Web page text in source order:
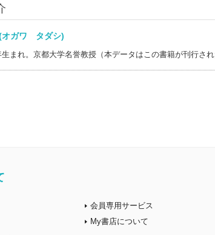
オガワ タダシ)
生まれ。京都大学名誉教授（本データはこの書籍が刊行さ
会員専用サービス
My書店について